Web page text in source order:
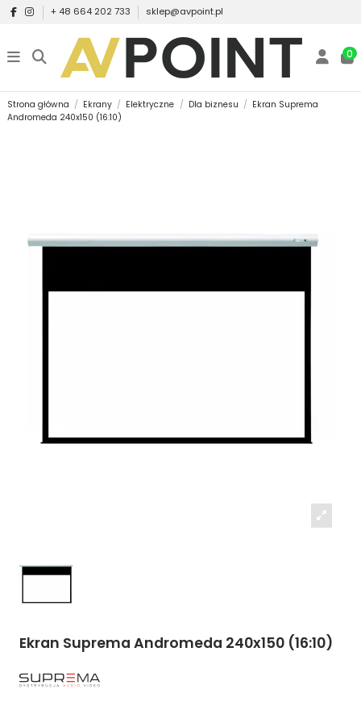
+ 48 664 202 733 sklep@avpoint.pl
0
Strona główna Ekrany Elektryczne Dla biznesu
Ekran Suprema
Andromeda 240x150 (16:10)
Ekran Suprema Andromeda 240x150 (16:10)